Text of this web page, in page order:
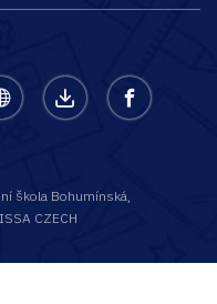
ke
stazeni
facebook
škola Bohumínská,
ISSA CZECH